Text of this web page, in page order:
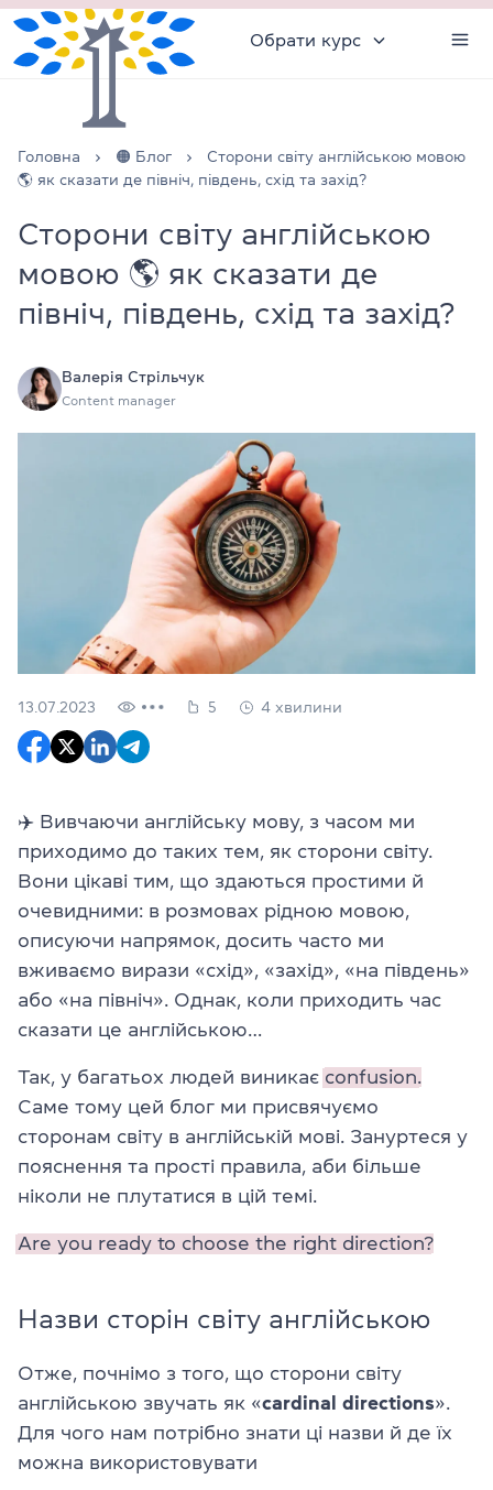
Обрати курс
Головна 🟠 Блог
Сторони світу англійською мовою
🌎 як сказати де північ, південь, схід та захід?
Сторони світу англійською
мовою 🌎 як сказати де
північ, південь, схід та захід?
Валерія Стрільчук
Content manager
13.07.2023 5 4 хвилини
✈️ Вивчаючи англійську мову, з часом ми
приходимо до таких тем, як сторони світу.
Вони цікаві тим, що здаються простими й
очевидними: в розмовах рідною мовою,
описуючи напрямок, досить часто ми
вживаємо вирази «схід», «захід», «на південь»
або «на північ». Однак, коли приходить час
сказати це англійською…
Так, у багатьох людей виникає confusion.
Саме тому цей блог ми присвячуємо
сторонам світу в англійській мові. Зануртеся у
пояснення та прості правила, аби більше
ніколи не плутатися в цій темі.
Are you ready to choose the right direction?
Назви сторін світу англійською
Отже, почнімо з того, що сторони світу
англійською звучать як «cardinal directions».
Для чого нам потрібно знати ці назви й де їх
можна використовувати